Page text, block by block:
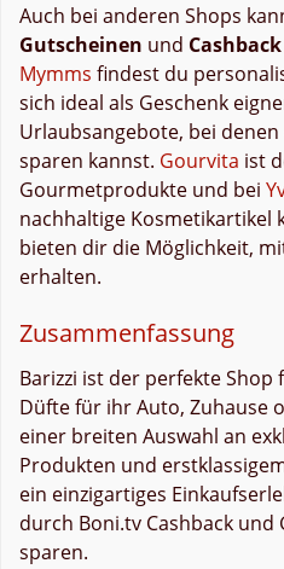
Auch bei anderen Shops
Gutscheinen und Cashback
Mymms findest du
sich ideal als Geschenk
Urlaubsangebote, bei
sparen kannst. Gourvita ist
Gourmetprodukte und bei
nachhaltige Kosmetikartikel
bieten dir die Möglichkeit,
erhalten.
Zusammenfassung
Barizzi ist der perfekte
Düfte für ihr Auto, Zuhause
einer breiten Auswahl an
Produkten und
ein einzigartiges
durch Boni.tv Cashback und
sparen.